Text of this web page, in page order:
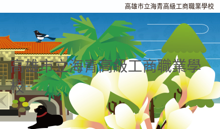
高雄市立海青高級工商職業學校
高雄市立海青高級工商職業學
校